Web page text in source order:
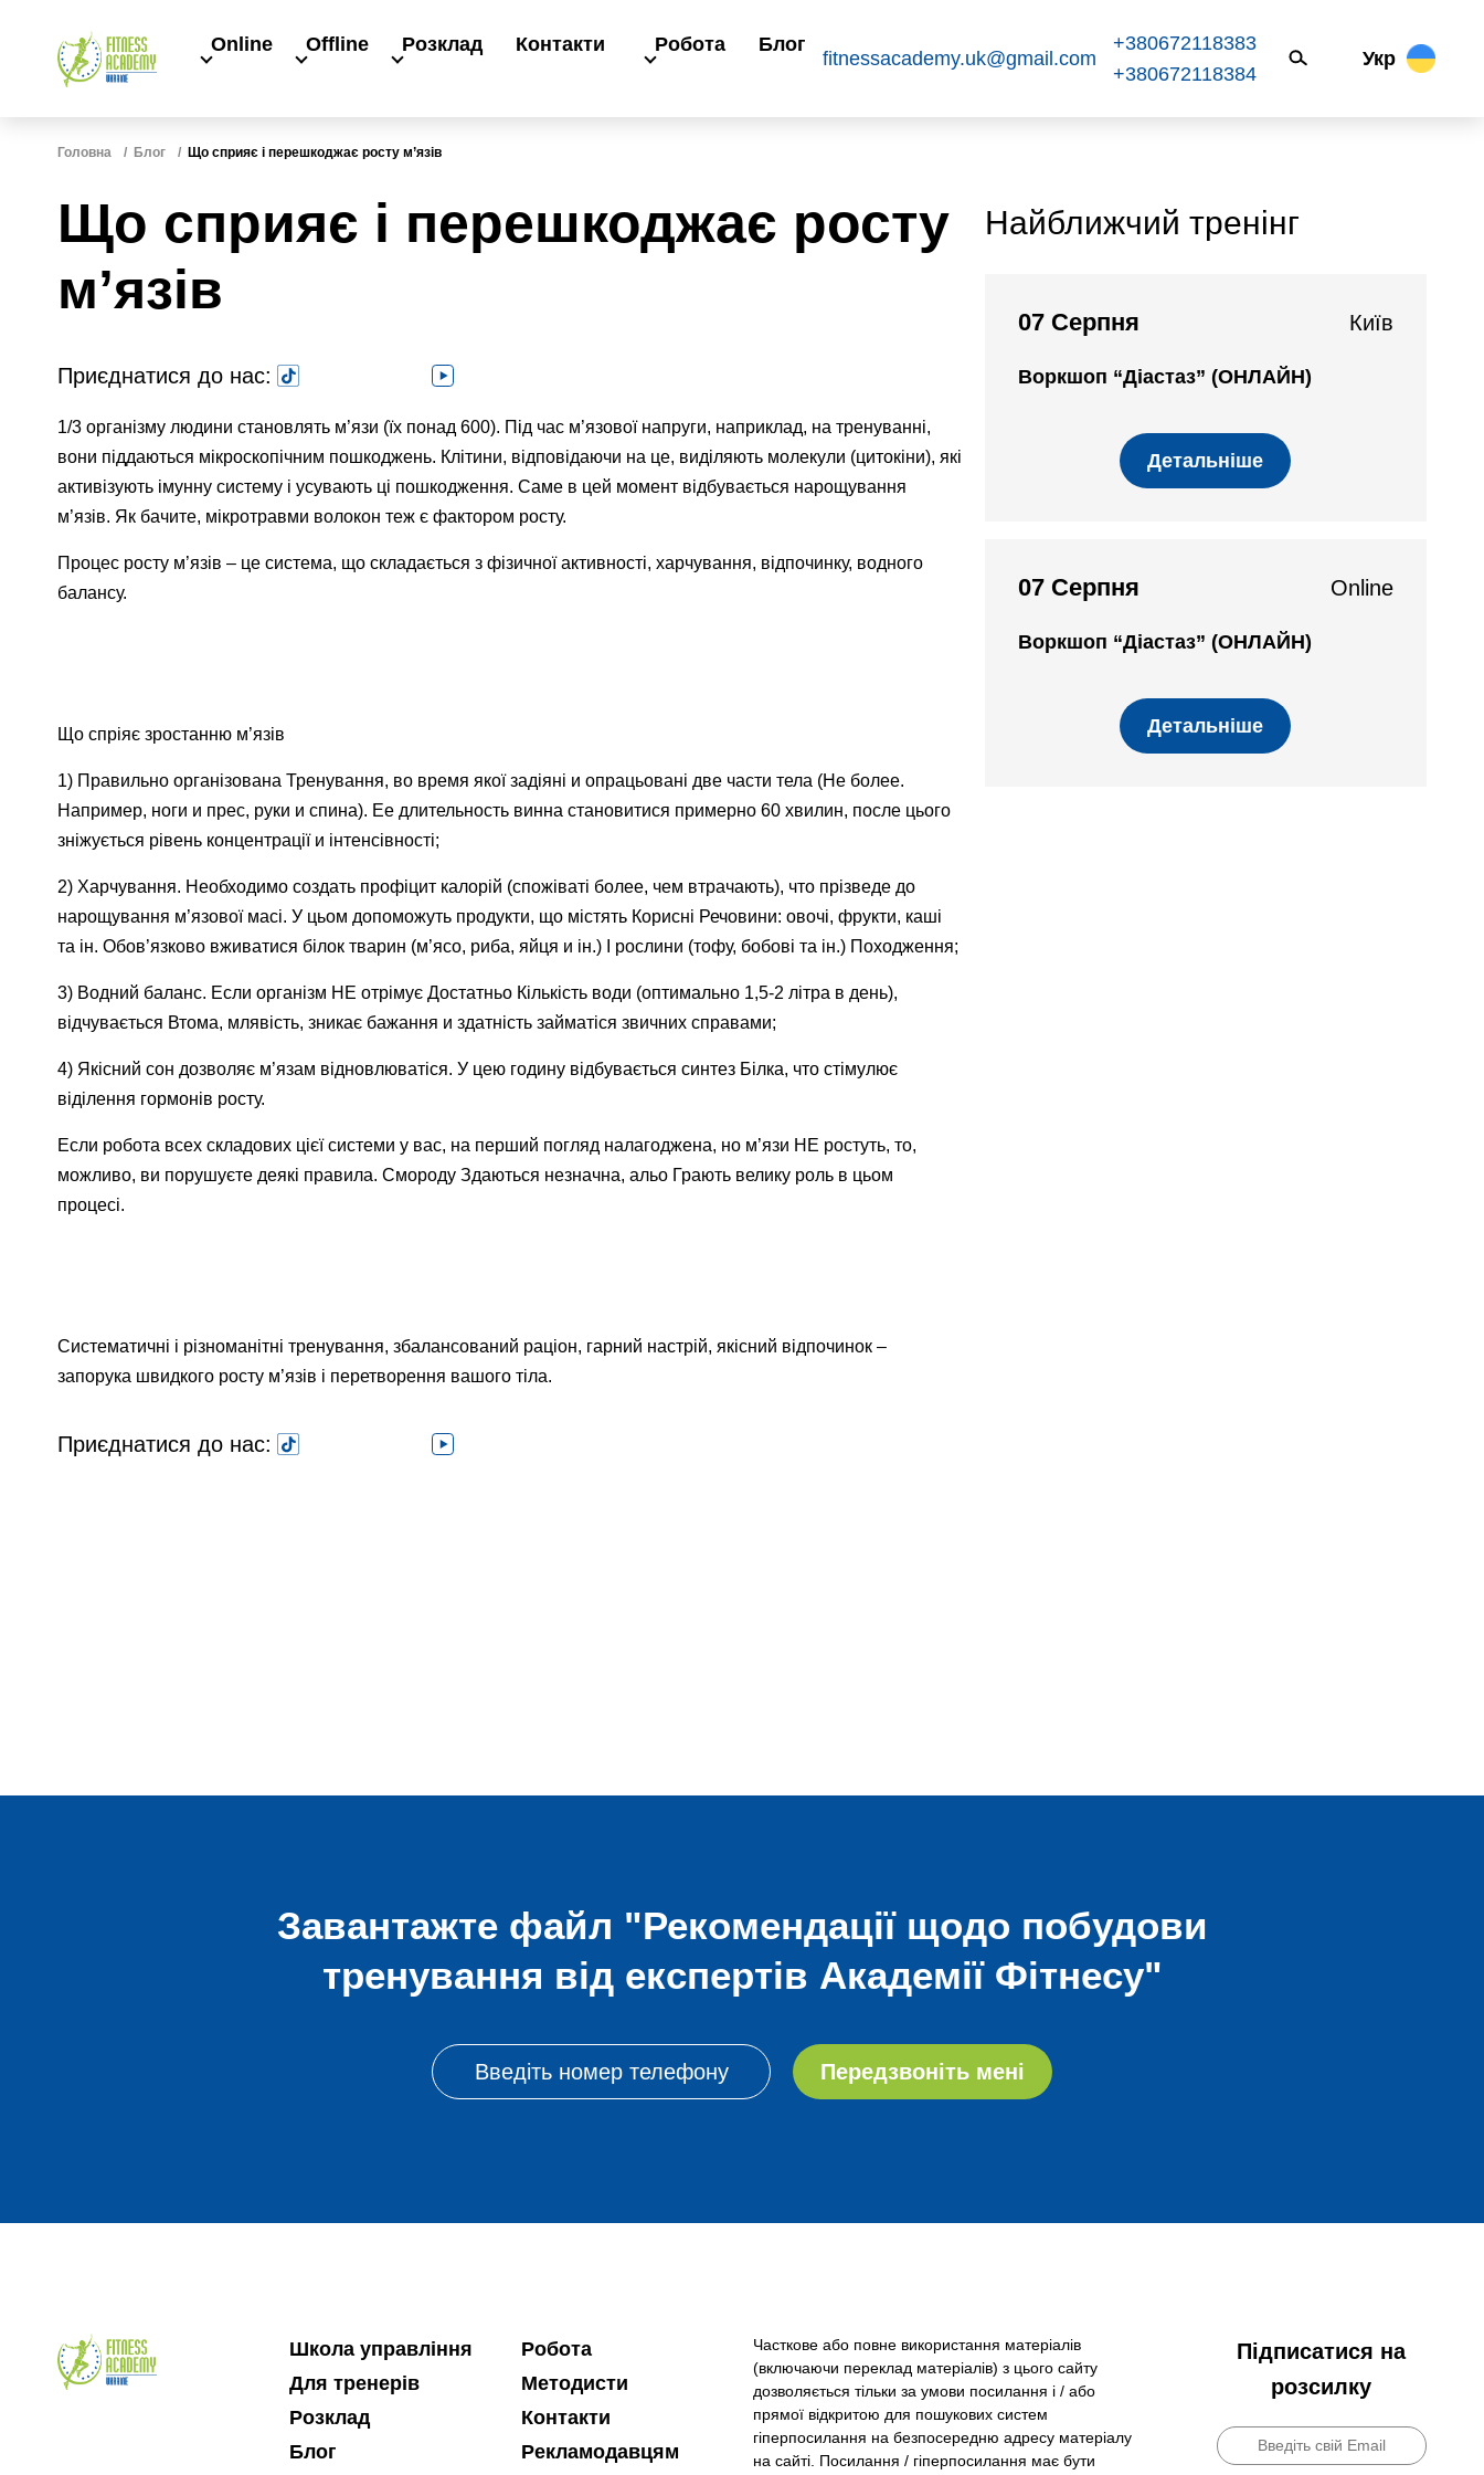
Online Offline Розклад Контакти Робота Блог
fitnessacademy.uk@gmail.com
+380672118383
+380672118384
Укр
Головна Блог Що сприяє і перешкоджає росту м’язів
Що сприяє і перешкоджає росту
м’язів
Приєднатися до нас:
1/3 організму людини становлять м’язи (їх понад 600). Під час м’язової напруги, наприклад, на тренуванні,
вони піддаються мікроскопічним пошкоджень. Клітини, відповідаючи на це, виділяють молекули (цитокіни), які
активізують імунну систему і усувають ці пошкодження. Саме в цей момент відбувається нарощування
м’язів. Як бачите, мікротравми волокон теж є фактором росту.
Процес росту м’язів – це система, що складається з фізичної активності, харчування, відпочинку, водного
балансу.
Що спріяє зростанню м’язів
1) Правильно організована Тренування, во время якої задіяні и опрацьовані две части тела (Не более.
Например, ноги и прес, руки и спина). Ее длительность винна становитися примерно 60 хвилин, после цього
зніжується рівень концентрації и інтенсівності;
2) Харчування. Необходимо создать профіцит калорій (спожіваті более, чем втрачають), что прізведе до
нарощування м’язової масі. У цьом допоможуть продукти, що містять Корисні Речовини: овочі, фрукти, каші
та ін. Обов’язково вживатися білок тварин (м’ясо, риба, яйця и ін.) І рослини (тофу, бобові та ін.) Походження;
3) Водний баланс. Если організм НЕ отрімує Достатньо Кількість води (оптимально 1,5-2 літра в день),
відчувається Втома, млявість, зникає бажання и здатність займатіся звичних справами;
4) Якісний сон дозволяє м’язам відновлюватіся. У цею годину відбувається синтез Білка, что стімулює
віділення гормонів росту.
Если робота всех складових цієї системи у вас, на перший погляд налагоджена, но м’язи НЕ ростуть, то,
можливо, ви порушуєте деякі правила. Смороду Здаються незначна, альо Грають велику роль в цьом
процесі.
Систематичні і різноманітні тренування, збалансований раціон, гарний настрій, якісний відпочинок –
запорука швидкого росту м’язів і перетворення вашого тіла.
Приєднатися до нас:
Найближчий тренінг
07 Серпня Київ
Воркшоп “Діастаз” (ОНЛАЙН)
Детальніше
07 Серпня Online
Воркшоп “Діастаз” (ОНЛАЙН)
Детальніше
Завантажте файл "Рекомендації щодо побудови
тренування від експертів Академії Фітнесу"
Передзвоніть мені
Школа управління
Для тренерів
Розклад
Блог
Робота
Методисти
Контакти
Рекламодавцям
Часткове або повне використання матеріалів
(включаючи переклад матеріалів) з цього сайту
дозволяється тільки за умови посилання і / або
прямої відкритою для пошукових систем
гіперпосилання на безпосередню адресу матеріалу
на сайті. Посилання / гіперпосилання має бути
Підписатися на
розсилку